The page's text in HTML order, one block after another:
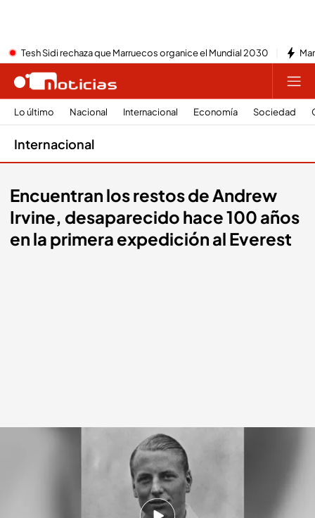
Tesh Sidi rechaza que Marruecos organice el Mundial 2030
Lo último Nacional Internacional Economía Sociedad
Internacional
Encuentran los restos de Andrew
Irvine, desaparecido hace 100 años
en la primera expedición al Everest
Encuentran el cuerpo de Andrew Irvine, quien desapareció hace 100 años
Redacción digital Noticias Cuatro
11 OCT 2024 - 20:49h.